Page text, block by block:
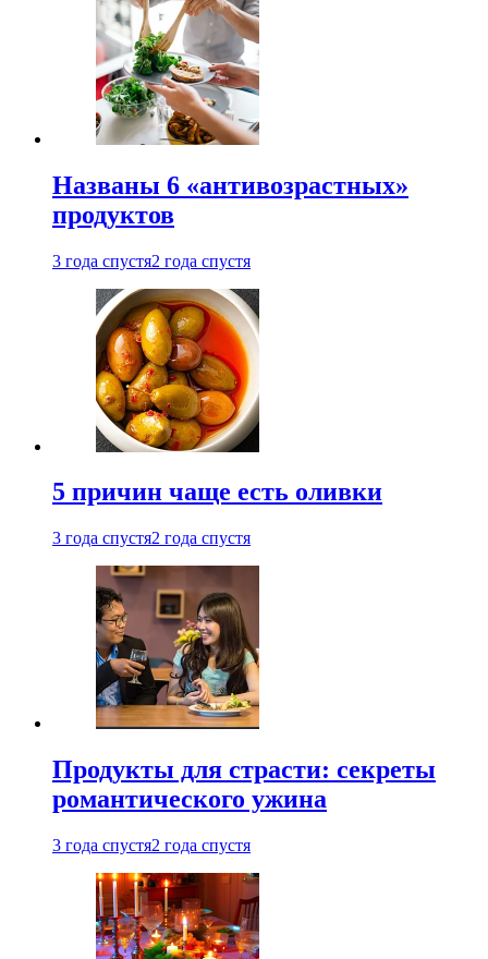
Названы 6 «антивозрастных»
продуктов
3 года спустя2 года спустя
5 причин чаще есть оливки
3 года спустя2 года спустя
Продукты для страсти: секреты
романтического ужина
3 года спустя2 года спустя